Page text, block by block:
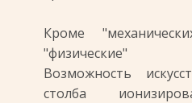
Кроме
"физические"
Возможность
столба